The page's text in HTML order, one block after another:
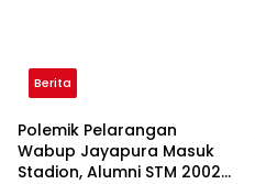
Berita
Polemik Pelarangan
Wabup Jayapura Masuk
Stadion, Alumni STM 2002